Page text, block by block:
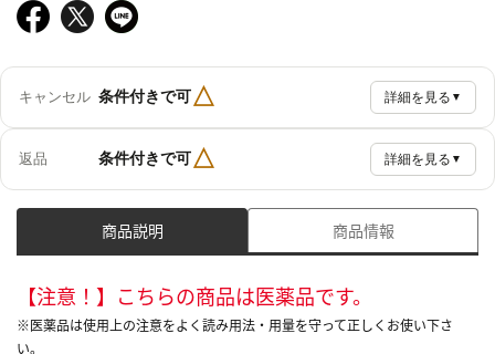
キャンセル 条件付きで可△ 詳細を見る ▼
返品 条件付きで可△ 詳細を見る ▼
商品説明 商品情報
【注意！】こちらの商品は医薬品です。
※医薬品は使用上の注意をよく読み用法・用量を守って正しくお使い下さ
い。